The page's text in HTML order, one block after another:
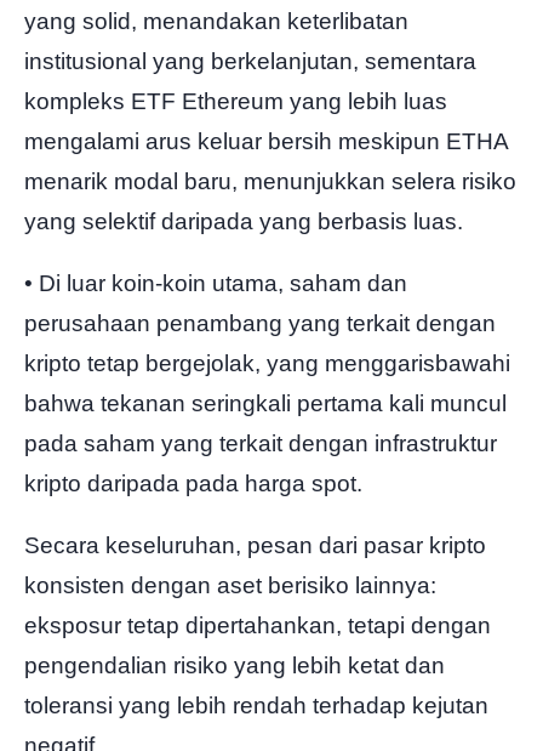
yang solid, menandakan keterlibatan
institusional yang berkelanjutan, sementara
kompleks ETF Ethereum yang lebih luas
mengalami arus keluar bersih meskipun ETHA
menarik modal baru, menunjukkan selera risiko
yang selektif daripada yang berbasis luas.
• Di luar koin-koin utama, saham dan
perusahaan penambang yang terkait dengan
kripto tetap bergejolak, yang menggarisbawahi
bahwa tekanan seringkali pertama kali muncul
pada saham yang terkait dengan infrastruktur
kripto daripada pada harga spot.
Secara keseluruhan, pesan dari pasar kripto
konsisten dengan aset berisiko lainnya:
eksposur tetap dipertahankan, tetapi dengan
pengendalian risiko yang lebih ketat dan
toleransi yang lebih rendah terhadap kejutan
negatif.